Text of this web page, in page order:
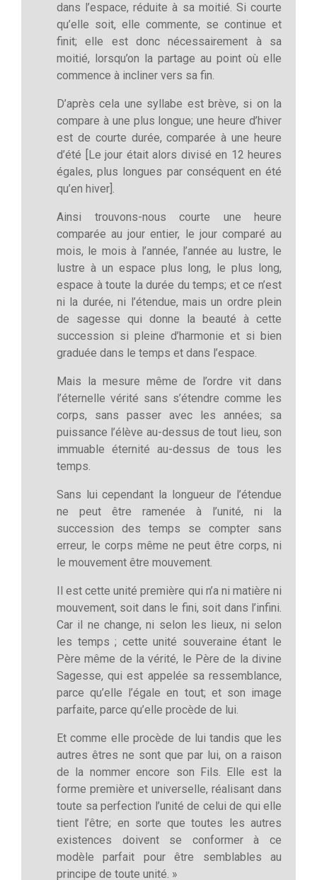
dans l’espace, réduite à sa moitié. Si courte
qu’elle soit, elle commente, se continue et
finit; elle est donc nécessairement à sa
moitié, lorsqu’on la partage au point où elle
commence à incliner vers sa fin.
D’après cela une syllabe est brève, si on la
compare à une plus longue; une heure d’hiver
est de courte durée, comparée à une heure
d’été [Le jour était alors divisé en 12 heures
égales, plus longues par conséquent en été
qu’en hiver].
Ainsi trouvons-nous courte une heure
comparée au jour entier, le jour comparé au
mois, le mois à l’année, l’année au lustre, le
lustre à un espace plus long, le plus long,
espace à toute la durée du temps; et ce n’est
ni la durée, ni l’étendue, mais un ordre plein
de sagesse qui donne la beauté à cette
succession si pleine d’harmonie et si bien
graduée dans le temps et dans l’espace.
Mais la mesure même de l’ordre vit dans
l’éternelle vérité sans s’étendre comme les
corps, sans passer avec les années; sa
puissance l’élève au-dessus de tout lieu, son
immuable éternité au-dessus de tous les
temps.
Sans lui cependant la longueur de l’étendue
ne peut être ramenée à l’unité, ni la
succession des temps se compter sans
erreur, le corps même ne peut être corps, ni
le mouvement être mouvement.
Il est cette unité première qui n’a ni matière ni
mouvement, soit dans le fini, soit dans l’infini.
Car il ne change, ni selon les lieux, ni selon
les temps ; cette unité souveraine étant le
Père même de la vérité, le Père de la divine
Sagesse, qui est appelée sa ressemblance,
parce qu’elle l’égale en tout; et son image
parfaite, parce qu’elle procède de lui.
Et comme elle procède de lui tandis que les
autres êtres ne sont que par lui, on a raison
de la nommer encore son Fils. Elle est la
forme première et universelle, réalisant dans
toute sa perfection l’unité de celui de qui elle
tient l’être; en sorte que toutes les autres
existences doivent se conformer à ce
modèle parfait pour être semblables au
principe de toute unité. »